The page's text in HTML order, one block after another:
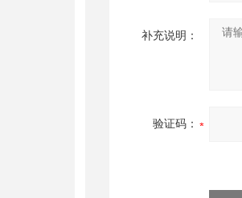
补充说明：
验证码：